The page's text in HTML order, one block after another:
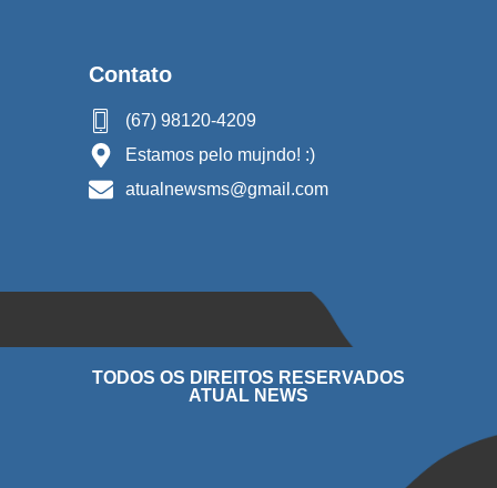
Contato
(67) 98120-4209
Estamos pelo mujndo! :)
atualnewsms@gmail.com
TODOS OS DIREITOS RESERVADOS
ATUAL NEWS